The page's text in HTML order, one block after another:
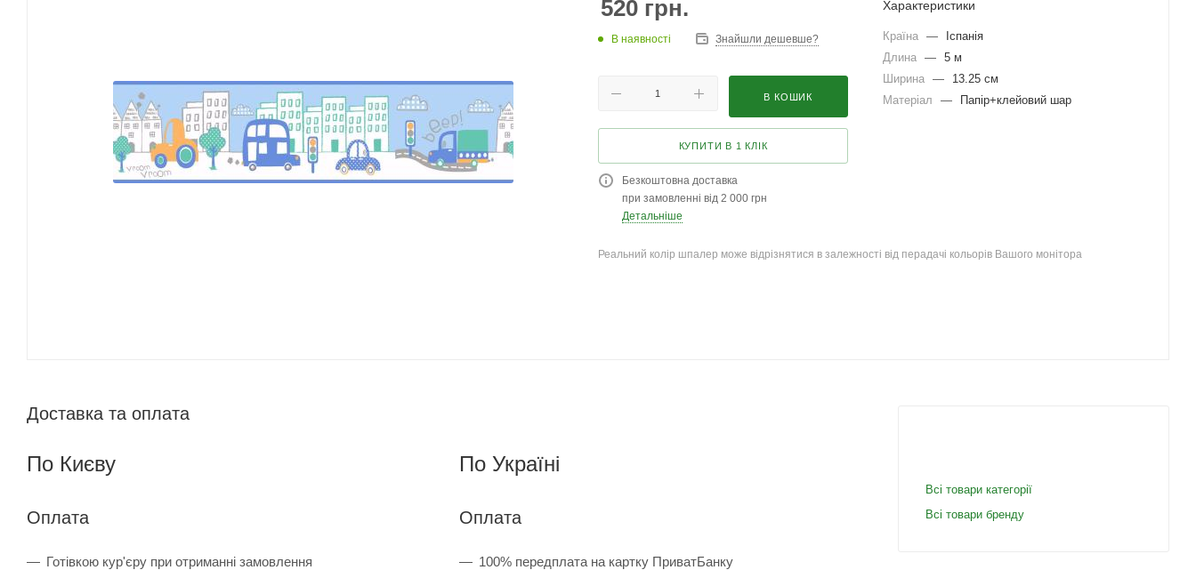
520 грн.
В наявності Знайшли дешевше?
В КОШИК
КУПИТИ В 1 КЛІК
Безкоштовна доставка
при замовленні від 2 000 грн
Детальніше
Характеристики
Країна —
Іспанія
Длина — 5 м
Ширина —
13.25 см
Матеріал
— Папір+клейовий шар
Реальний колір шпалер може відрізнятися в залежності від перадачі кольорів Вашого монітора
Доставка та оплата
По Києву
Оплата
Готівкою кур'єру при отриманні замовлення
По Україні
Оплата
100% передплата на картку ПриватБанку
Всі товари категорії
Всі товари бренду